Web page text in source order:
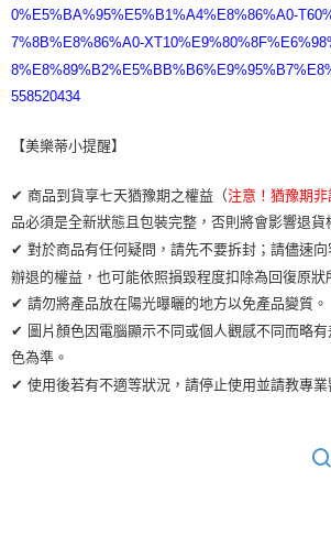
0%E5%BA%95%E5%B1%A4%E8%86%A0-
7%8B%E8%86%A0-
558520434
【美樂蒂小提醒】
✔ 商品到貨享七天猶豫期之權益（注意！猶豫期非
品必須是全新狀態且包裝完整，否則將會影響退貨
✔ 對於商品有任何疑問，請先不要拆封；請儘速
辦退的權益，也可能依照損毀程度扣除為回復原狀
✔ 請勿將產品放在陽光曝曬的地方以免產品變質。
✔ 圖片顏色因電腦顯示不同或個人觀感不同而略
色為準。
✔ 使用後若有不適等狀況，請停止使用並請教專業